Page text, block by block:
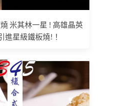
米其林一星 ! 高雄晶英
進星級鐵板燒!！